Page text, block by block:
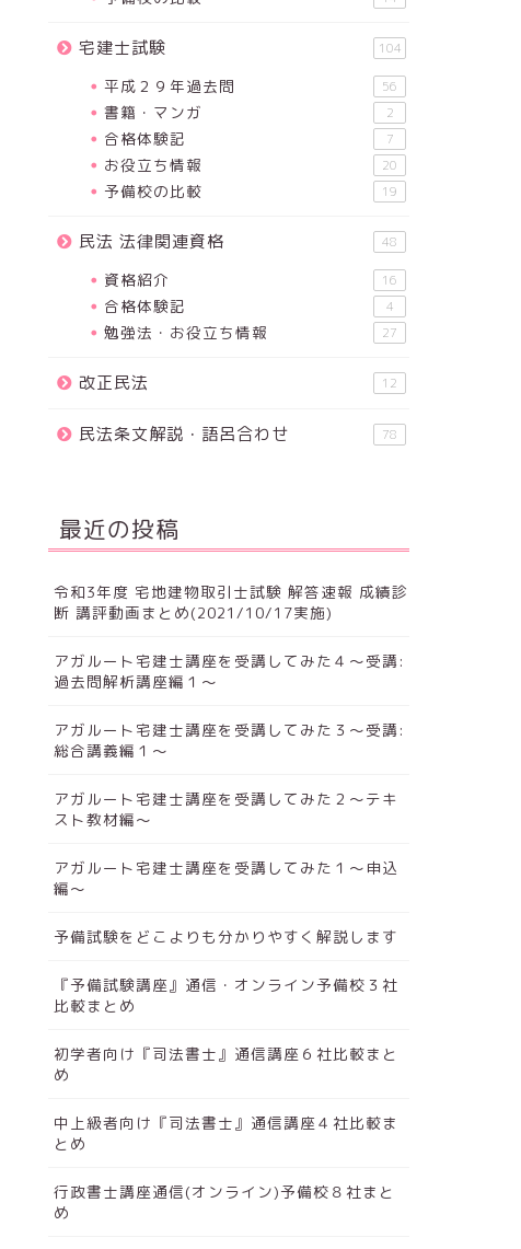
宅建士試験 104
平成２９年過去問 56
書籍・マンガ 2
合格体験記 7
お役立ち情報 20
予備校の比較 19
民法 法律関連資格 48
資格紹介 16
合格体験記 4
勉強法・お役立ち情報 27
改正民法 12
民法条文解説・語呂合わせ 78
最近の投稿
令和3年度 宅地建物取引士試験 解答速報 成績診
断 講評動画まとめ(2021/10/17実施)
アガルート宅建士講座を受講してみた４～受講:
過去問解析講座編１～
アガルート宅建士講座を受講してみた３～受講:
総合講義編１～
アガルート宅建士講座を受講してみた２～テキ
スト教材編～
アガルート宅建士講座を受講してみた１～申込
編～
予備試験をどこよりも分かりやすく解説します
『予備試験講座』通信・オンライン予備校３社
比較まとめ
初学者向け『司法書士』通信講座６社比較まと
め
中上級者向け『司法書士』通信講座４社比較ま
とめ
行政書士講座通信(オンライン)予備校８社まと
め